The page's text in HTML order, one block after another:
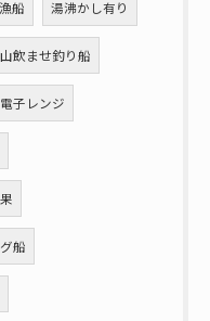
船 湯沸かし有り
飲ませ釣り船
電子レンジ
船